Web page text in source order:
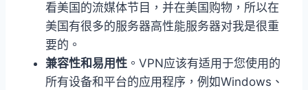
看美国的流媒体节目，并在美国购物，所以在
美国有很多的服务器高性能服务器对我是很重
要的。
兼容性和易用性 。VPN应该有适用于您使用的
所有设备和平台的应用程序，例如Windows、